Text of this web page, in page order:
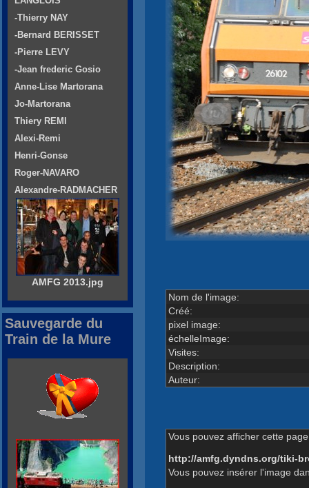
Nom de l'image:
Créé:
pixel image:
échelleImage:
Visites:
Description:
Auteur:
Vous pouvez afficher cette
http://amfg.dyndns.org/tiki-
Vous pouvez insérer l'image
-Thierry NAY
-Bernard BERISSET
-Pierre LEVY
-Jean frederic Gosio
Anne-Lise Martorana
Jo-Martorana
Thiery REMI
Alexi-Remi
Henri-Gonse
Roger-NAVARO
Alexandre-RADMACHER
AMFG 2013.jpg
Sauvegarde du
Train de la Mure